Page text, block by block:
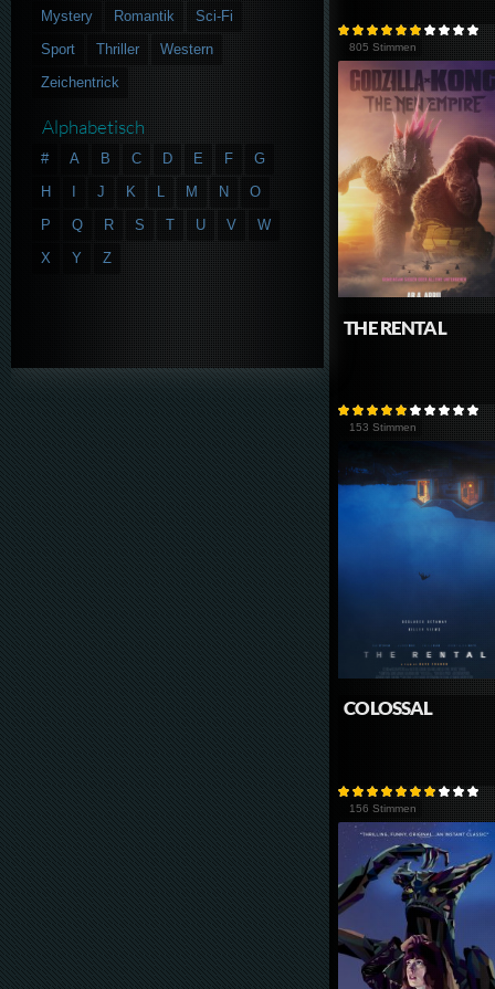
805 Stimmen
THE RENTAL
153 Stimmen
COLOSSAL
156 Stimmen
Mystery
Romantik
Sci-Fi
Sport
Thriller
Western
Zeichentrick
Alphabetisch
# A B C D E F
G
H
J K L M N
O
P
Q R S T U V
W
X
Y Z